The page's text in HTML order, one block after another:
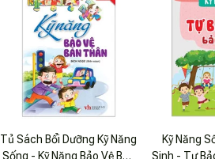
Tủ Sách Bổi Dưỡng Kỹ Năng
Sống - Kỹ Năng Bảo Vệ Bản
Kỹ Năng
Sinh - Tự